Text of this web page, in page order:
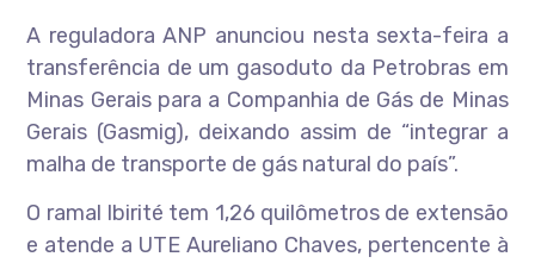
A reguladora ANP anunciou nesta sexta-feira a
transferência de um gasoduto da Petrobras em
Minas Gerais para a Companhia de Gás de Minas
Gerais (Gasmig), deixando assim de “integrar a
malha de transporte de gás natural do país”.
O ramal Ibirité tem 1,26 quilômetros de extensão
e atende a UTE Aureliano Chaves, pertencente à